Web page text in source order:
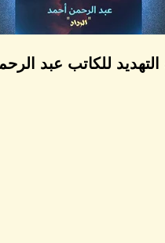
للكاتب عبد